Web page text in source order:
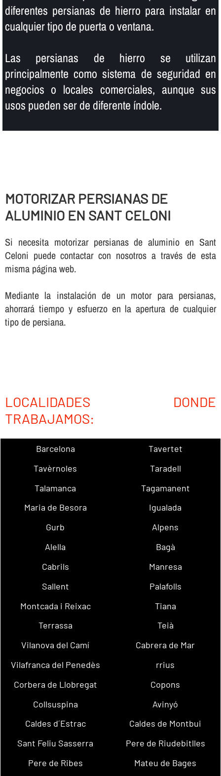
diferentes persianas de hierro para instalar en
cualquier tipo de puerta o ventana.
Las persianas de hierro se utilizan
principalmente como sistema de seguridad en
negocios o locales comerciales, aunque sus
usos pueden ser de diferente í­ndole.
MOTORIZAR PERSIANAS DE
ALUMINIO EN SANT CELONI
Si necesita motorizar persianas de aluminio en Sant
Celoni puede contactar con nosotros a través de esta
misma página web.
Mediante la instalación de un motor para persianas,
ahorrará tiempo y esfuerzo en la apertura de cualquier
tipo de persiana.
LOCALIDADES DONDE
TRABAJAMOS:
Barcelona
Tavertet
Tavèrnoles
Taradell
Talamanca
Tagamanent
Maria de Besora
Igualada
Gurb
Alpens
Alella
Bagà
Cabrils
Manresa
Sallent
Palafolls
Montcada i Reixac
Tiana
Terrassa
Teià
Vilanova del Camí
Cabrera de Mar
Vilafranca del Penedès
rrius
Corbera de Llobregat
Copons
Collsuspina
Avinyó
Caldes d´Estrac
Caldes de Montbui
Sant Feliu Sasserra
Pere de Riudebitlles
Pere de Ribes
Mateu de Bages